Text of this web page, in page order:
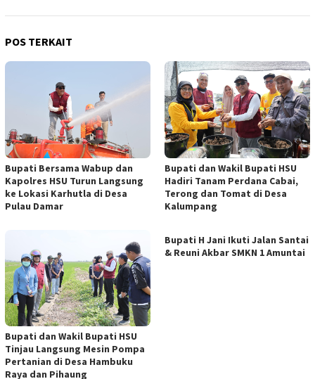
POS TERKAIT
Bupati Bersama Wabup dan
Kapolres HSU Turun Langsung
ke Lokasi Karhutla di Desa
Pulau Damar
Bupati dan Wakil Bupati HSU
Hadiri Tanam Perdana Cabai,
Terong dan Tomat di Desa
Kalumpang
Bupati dan Wakil Bupati HSU
Tinjau Langsung Mesin Pompa
Pertanian di Desa Hambuku
Raya dan Pihaung
Bupati H Jani Ikuti Jalan Santai
& Reuni Akbar SMKN 1 Amuntai